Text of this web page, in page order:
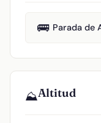
🚌 Parada de
⛰️Altitud